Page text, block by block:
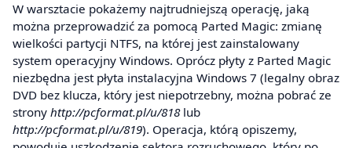
W warsztacie pokażemy najtrudniejszą operację, jaką
można przeprowadzić za pomocą Parted Magic: zmianę
wielkości partycji NTFS, na której jest zainstalowany
system operacyjny Windows. Oprócz płyty z Parted Magic
niezbędna jest płyta instalacyjna Windows 7 (legalny obraz
DVD bez klucza, który jest niepotrzebny, można pobrać ze
strony http://pcformat.pl/u/818lub
http://pcformat.pl/u/819). Operacja, którą opiszemy,